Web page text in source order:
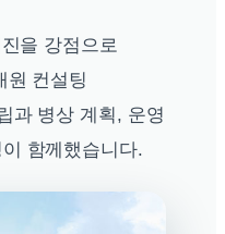
을 강점으로
원 컨설팅
과 병상 계획, 운영
함께했습니다.